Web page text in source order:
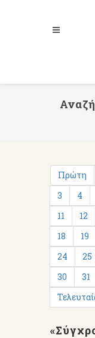
Πρώτη
3
4
11
12
18
19
24
25
30
31